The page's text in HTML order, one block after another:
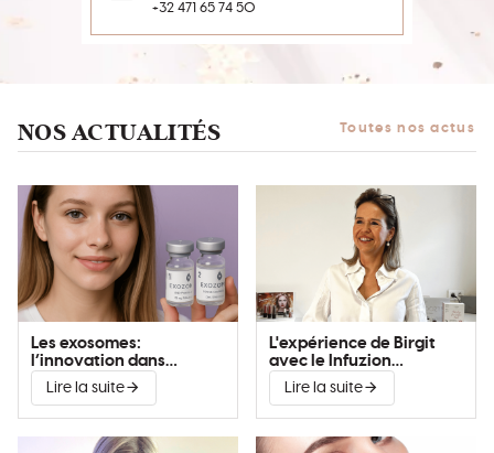
+32 471 65 74 50
NOS ACTUALITÉS Toutes nos actus
Les exosomes:
l’innovation dans
l’amélioration de la peau
Lire la suite
L'expérience de Birgit
avec le Infuzion
System®
Lire la suite